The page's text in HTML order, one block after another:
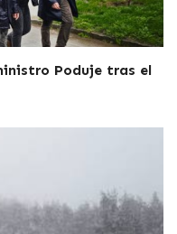
Poduje tras el